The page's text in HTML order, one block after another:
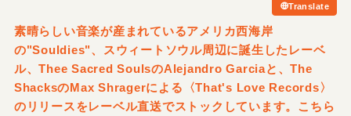
Translate
素晴らしい音楽が産まれているアメリカ西海岸
の"Souldies"、スウィートソウル周辺に誕生したレーベ
ル、Thee Sacred SoulsのAlejandro Garciaと、The
ShacksのMax Shragerによる〈That's Love Records〉
のリリースをレーベル直送でストックしています。こちら